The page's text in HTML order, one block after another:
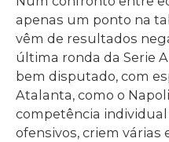
apenas um ponto na
vêm de resultados
última ronda da Serie
bem disputado, com
Atalanta, como o
competência
ofensivos, criem várias